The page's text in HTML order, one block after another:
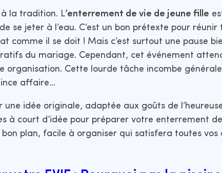
la tradition. L’enterrement de vie de jeune fille
se jeter à l’eau. C’est un bon prétexte pour réunir
comme il se doit ! Mais c’est surtout une pause
du mariage. Cependant, cet événement
organisation. Cette lourde tâche incombe
affaire…
une idée originale, adaptée aux goûts de
à court d’idée pour préparer votre enterrement
bon plan, facile à organiser qui satisfera toutes vos